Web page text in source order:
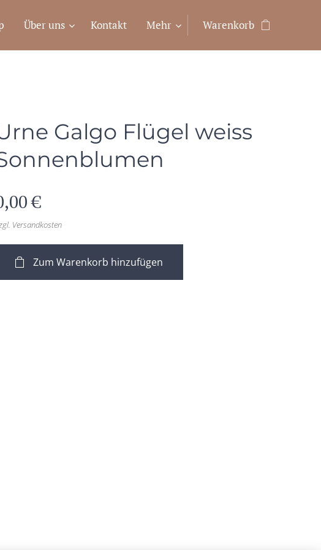
Über uns Kontakt Mehr Warenkorb
Galgo Flügel weiss
€
Versandkosten
Zum Warenkorb hinzufügen